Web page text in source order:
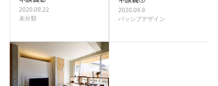
2020.09.22
未分類
2020.09.9
パッシブデザイン